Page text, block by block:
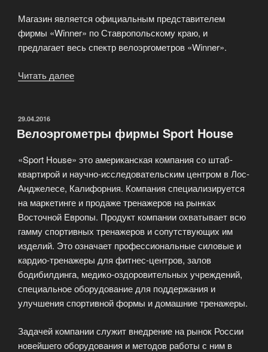
Магазин является официальным представителем
фирмы «Winner» по Ставропольскому краю, и
предлагает весь спектр велоэргометров «Winner».
Читать далее
ОПУБЛИКОВАНО
29.04.2016
Велоэргометры фирмы Sport House
«Sport House» это американская компания со штаб-
квартирой и научно-исследовательским центром в Лос-
Анджелесе, Калифорния. Компания специализируется
на маркетинге и продаже тренажеров на рынках
Восточной Европы. Продукт компании охватывает всю
гамму спортивных тренажеров и сопутствующих им
изделий. Это означает профессиональные силовые и
кардио-тренажеры для фитнес-центров, залов
бодибилдинга, медико-оздоровительных учреждений,
специальное оборудование для поддержания и
улучшения спортивной формы и домашние тренажеры.
Задачей компании служит внедрение на рынок России
новейшего оборудования и методов работы с ним в